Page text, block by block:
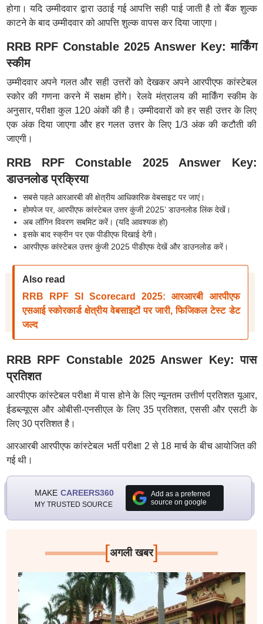
होगा। यदि उम्मीदवार द्वारा उठाई गई आपत्ति सही पाई जाती है तो बैंक शुल्क
काटने के बाद उम्मीदवार को आपत्ति शुल्क वापस कर दिया जाएगा।
RRB RPF Constable 2025 Answer Key: मार्किंग
स्कीम
उम्मीदवार अपने गलत और सही उत्तरों को देखकर अपने आरपीएफ कांस्टेबल
स्कोर की गणना करने में सक्षम होंगे। रेलवे मंत्रालय की मार्किंग स्कीम के
अनुसार, परीक्षा कुल 120 अंकों की है। उम्मीदवारों को हर सही उत्तर के लिए
एक अंक दिया जाएगा और हर गलत उत्तर के लिए 1/3 अंक की कटौती की
जाएगी।
RRB RPF Constable 2025 Answer Key:
डाउनलोड प्रक्रिया
सबसे पहले आरआरबी की क्षेत्रीय आधिकारिक वेबसाइट पर जाएं।
होमपेज पर, आरपीएफ कांस्टेबल उत्तर कुंजी 2025’ डाउनलोड लिंक देखें।
अब लॉगिन विवरण सबमिट करें। (यदि आवश्यक हो)
इसके बाद स्क्रीन पर एक पीडीएफ दिखाई देगी।
आरपीएफ कांस्टेबल उत्तर कुंजी 2025 पीडीएफ देखें और डाउनलोड करें।
Also read
RRB RPF SI Scorecard 2025: आरआरबी आरपीएफ
एसआई स्कोरकार्ड क्षेत्रीय वेबसाइटों पर जारी, फिजिकल टेस्ट डेट
जल्द
RRB RPF Constable 2025 Answer Key: पास
प्रतिशत
आरपीएफ कांस्टेबल परीक्षा में पास होने के लिए न्यूनतम उत्तीर्ण प्रतिशत यूआर,
ईडब्ल्यूएस और ओबीसी-एनसीएल के लिए 35 प्रतिशत, एससी और एसटी के
लिए 30 प्रतिशत है।
आरआरबी आरपीएफ कांस्टेबल भर्ती परीक्षा 2 से 18 मार्च के बीच आयोजित की
गई थी।
MAKE CAREERS360
MY TRUSTED SOURCE
Add as a preferred
source on google
[अगली खबर]